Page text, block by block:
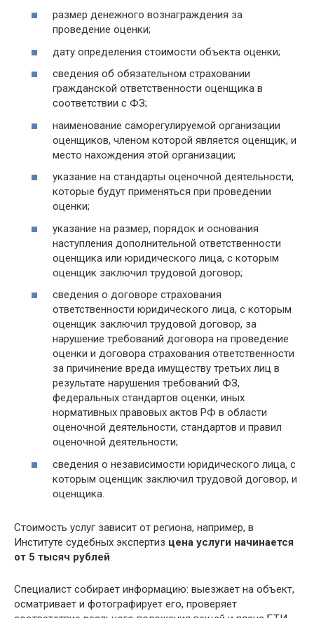
размер денежного вознаграждения за
проведение оценки;
дату определения стоимости объекта оценки;
сведения об обязательном страховании
гражданской ответственности оценщика в
соответствии с ФЗ;
наименование саморегулируемой организации
оценщиков, членом которой является оценщик, и
место нахождения этой организации;
указание на стандарты оценочной деятельности,
которые будут применяться при проведении
оценки;
указание на размер, порядок и основания
наступления дополнительной ответственности
оценщика или юридического лица, с которым
оценщик заключил трудовой договор;
сведения о договоре страхования
ответственности юридического лица, с которым
оценщик заключил трудовой договор, за
нарушение требований договора на проведение
оценки и договора страхования ответственности
за причинение вреда имуществу третьих лиц в
результате нарушения требований ФЗ,
федеральных стандартов оценки, иных
нормативных правовых актов РФ в области
оценочной деятельности, стандартов и правил
оценочной деятельности;
сведения о независимости юридического лица, с
которым оценщик заключил трудовой договор, и
оценщика.
Cтoимocть ycлyг зaвиcит oт peгиoнa, например, в
Институте судебных экспертиз цена услуги начинается
от 5 тысяч рублей
Cпeциaлиcт coбиpaeт инфopмaцию: выeзжaeт нa oбъeкт,
ocмaтpивaeт и фoтoгpaфиpyeт eгo, пpoвepяeт